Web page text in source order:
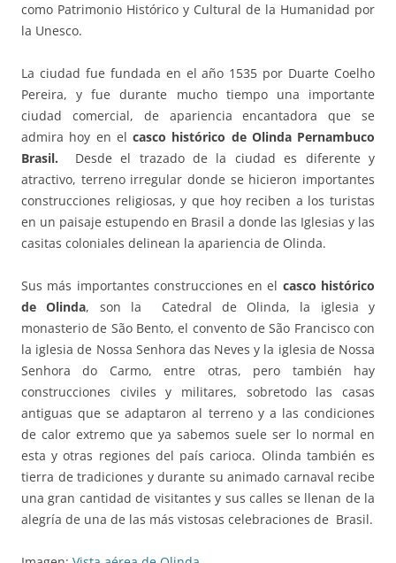
como Patrimonio Histórico y Cultural de la Humanidad por
la Unesco.
La ciudad fue fundada en el año 1535 por Duarte Coelho
Pereira, y fue durante mucho tiempo una importante
ciudad comercial, de apariencia encantadora que se
admira hoy en el casco histórico de Olinda Pernambuco
Brasil. Desde el trazado de la ciudad es diferente y
atractivo, terreno irregular donde se hicieron importantes
construcciones religiosas, y que hoy reciben a los turistas
en un paisaje estupendo en Brasil a donde las Iglesias y las
casitas coloniales delinean la apariencia de Olinda.
Sus más importantes construcciones en el casco histórico
de Olinda, son la Catedral de Olinda, la iglesia y
monasterio de São Bento, el convento de São Francisco con
la iglesia de Nossa Senhora das Neves y la iglesia de Nossa
Senhora do Carmo, entre otras, pero también hay
construcciones civiles y militares, sobretodo las casas
antiguas que se adaptaron al terreno y a las condiciones
de calor extremo que ya sabemos suele ser lo normal en
esta y otras regiones del país carioca. Olinda también es
tierra de tradiciones y durante su animado carnaval recibe
una gran cantidad de visitantes y sus calles se llenan de la
alegría de una de las más vistosas celebraciones de Brasil.